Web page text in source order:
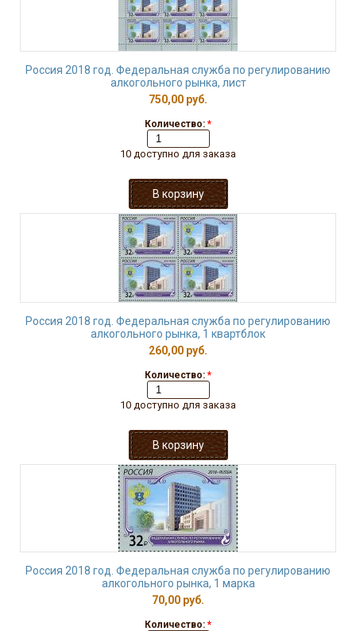
Россия 2018 год. Федеральная служба по регулированию
алкогольного рынка, лист
750,00 руб.
Количество: *
10 доступно для заказа
Россия 2018 год. Федеральная служба по регулированию
алкогольного рынка, 1 квартблок
260,00 руб.
Количество: *
10 доступно для заказа
Россия 2018 год. Федеральная служба по регулированию
алкогольного рынка, 1 марка
70,00 руб.
Количество: *